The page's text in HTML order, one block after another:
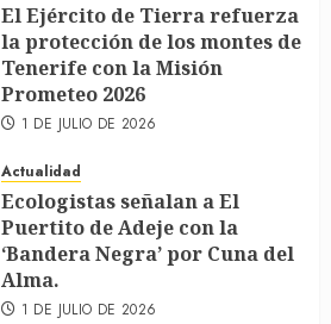
El Ejército de Tierra refuerza
la protección de los montes de
Tenerife con la Misión
Prometeo 2026
1 DE JULIO DE 2026
Actualidad
Ecologistas señalan a El
Puertito de Adeje con la
‘Bandera Negra’ por Cuna del
Alma.
1 DE JULIO DE 2026